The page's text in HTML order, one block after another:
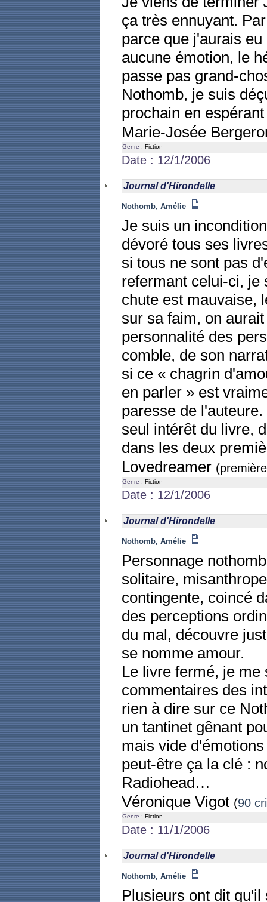
ça très ennuyant.
parce que j'aurais
aucune émotion, le
passe pas grand-
Nothomb, je suis
prochain en
Marie-Josée
Genre : Fiction
Date : 12/1/2006
Journal d'Hirondelle
Nothomb, Amélie
Je suis un
dévoré tous ses
si tous ne sont pas
refermant celui-ci, je
chute est mauvaise,
sur sa faim, on
personnalité des
comble, de son
si ce « chagrin
en parler » est
paresse de
seul intérêt du livre,
dans les deux
Lovedreamer
Genre : Fiction
Date : 12/1/2006
Journal d'Hirondelle
Nothomb, Amélie
Personnage
solitaire,
contingente, coincé
des perceptions
du mal, découvre
se nomme amour.
Le livre fermé, je
commentaires des
rien à dire sur ce
un tantinet gênant
mais vide
peut-être ça la clé :
Radiohead…
Véronique Vigot (90
Genre : Fiction
Date : 11/1/2006
Journal d'Hirondelle
Nothomb, Amélie
Plusieurs ont dit